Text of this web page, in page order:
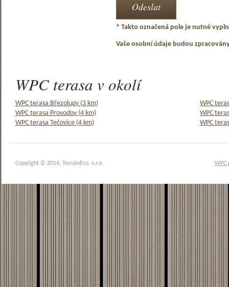
* Takto označená pole je nutné
Vaše osobní údaje budou
WPC terasa v okolí
WPC terasa Březolupy (3 km)
WPC
WPC terasa Provodov (4 km)
WPC
WPC terasa Tečovice (4 km)
WPC
WPC
Copyright © 2014, TerrainEco, s.r.o.